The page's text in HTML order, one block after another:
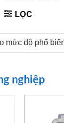
LỌC
nghiệp